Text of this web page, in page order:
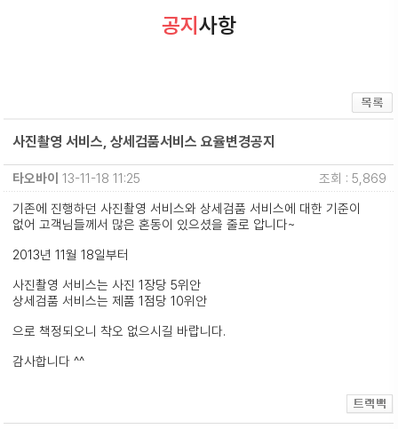
공지 사항
사진촬영 서비스, 상세검품서비스 요율변경공지
타오바이 13-11-18 11:25
조회 : 5,869
기존에 진행하던 사진촬영 서비스와 상세검품 서비스에 대한 기준이
없어 고객님들께서 많은 혼동이 있으셨을 줄로 압니다~
2013년 11월 18일부터
사진촬영 서비스는 사진 1장당 5위안
상세검품 서비스는 제품 1점당 10위안
으로 책정되오니 착오 없으시길 바랍니다.
감사합니다 ^^